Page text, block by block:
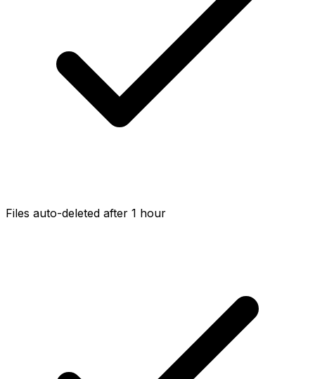
Files auto-deleted after 1 hour